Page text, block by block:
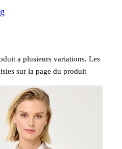
a plusieurs variations. Les
sur la page du produit